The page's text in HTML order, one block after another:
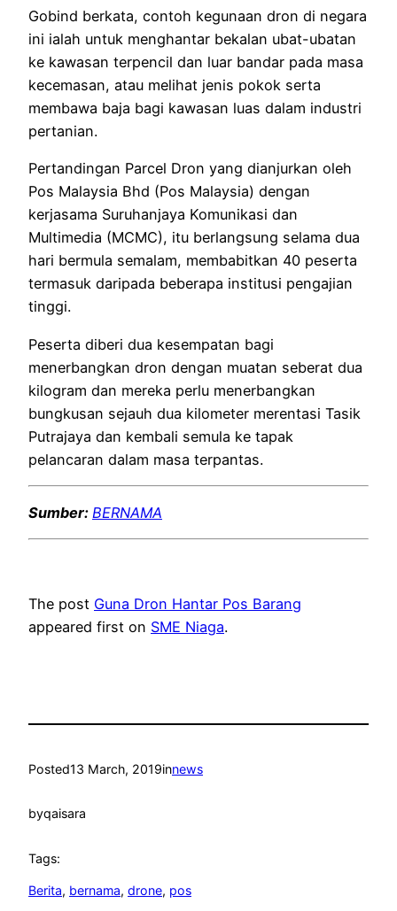
Gobind berkata, contoh kegunaan dron di negara
ini ialah untuk menghantar bekalan ubat-ubatan
ke kawasan terpencil dan luar bandar pada masa
kecemasan, atau melihat jenis pokok serta
membawa baja bagi kawasan luas dalam industri
pertanian.
Pertandingan Parcel Dron yang dianjurkan oleh
Pos Malaysia Bhd (Pos Malaysia) dengan
kerjasama Suruhanjaya Komunikasi dan
Multimedia (MCMC), itu berlangsung selama dua
hari bermula semalam, membabitkan 40 peserta
termasuk daripada beberapa institusi pengajian
tinggi.
Peserta diberi dua kesempatan bagi
menerbangkan dron dengan muatan seberat dua
kilogram dan mereka perlu menerbangkan
bungkusan sejauh dua kilometer merentasi Tasik
Putrajaya dan kembali semula ke tapak
pelancaran dalam masa terpantas.
Sumber: BERNAMA
The post Guna Dron Hantar Pos Barang
appeared first on SME Niaga.
Posted13 March, 2019innews
byqaisara
Tags:
Berita, bernama, drone, pos